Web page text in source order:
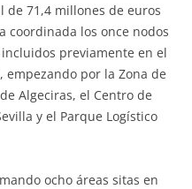
de 71,4 millones de euros
coordinada los once nodos
previamente en el
empezando por la Zona de
Algeciras, el Centro de
y el Parque Logístico
ocho áreas sitas en